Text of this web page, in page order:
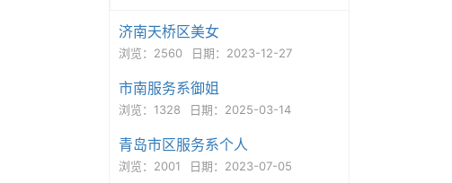
济南天桥区美女
浏览：2560 日期：2023-12-27
市南服务系御姐
浏览：1328 日期：2025-03-14
青岛市区服务系个人
浏览：2001 日期：2023-07-05